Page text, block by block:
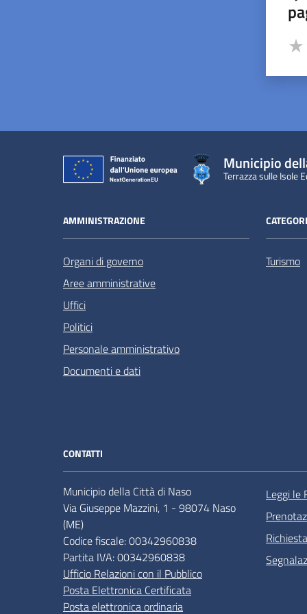
Municipio
Terrazza sulle Isole
AMMINISTRAZIONE
Organi di governo
Aree amministrative
Uffici
Politici
Personale amministrativo
Documenti e dati
Turismo
CONTATTI
Municipio della Città di Naso
Via Giuseppe Mazzini, 1 - 98074 Naso
(ME)
Codice fiscale: 00342960838
Partita IVA: 00342960838
Ufficio Relazioni con il Pubblico
Posta Elettronica Certificata
Posta elettronica ordinaria
Leggi le